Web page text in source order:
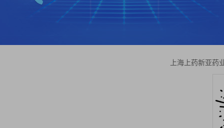
上海上药新亚药